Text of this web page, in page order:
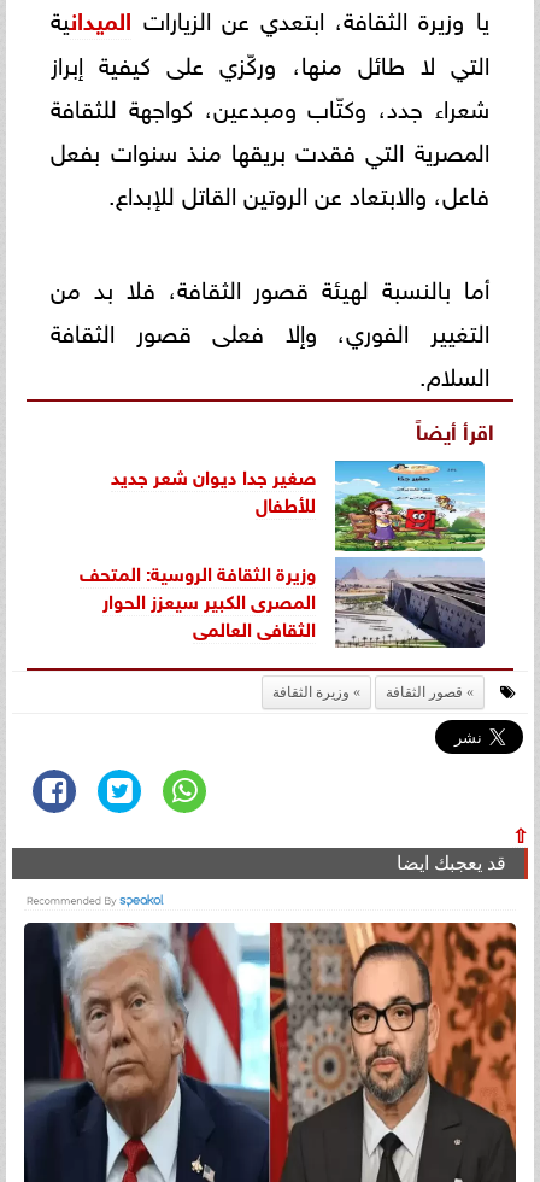
يا وزيرة الثقافة، ابتعدي عن الزيارات الميدانية
التي لا طائل منها، وركّزي على كيفية إبراز
شعراء جدد، وكتّاب ومبدعين، كواجهة للثقافة
المصرية التي فقدت بريقها منذ سنوات بفعل
فاعل، والابتعاد عن الروتين القاتل للإبداع.
أما بالنسبة لهيئة قصور الثقافة، فلا بد من
التغيير الفوري، وإلا فعلى قصور الثقافة
السلام.
اقرأ أيضاً
صغير جدا ديوان شعر جديد
للأطفال
وزيرة الثقافة الروسية: المتحف
المصرى الكبير سيعزز الحوار
الثقافى العالمى
قصور الثقافة وزيرة الثقافة
⇧
قد يعجبك ايضا